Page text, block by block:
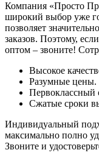
Компания «Просто
широкий выбор уже
позволяет
заказов. Поэтому,
оптом – звоните!
Высокое
Разумные цены.
Первоклассный
Сжатые сроки
Индивидуальный
максимально полно
Звоните и